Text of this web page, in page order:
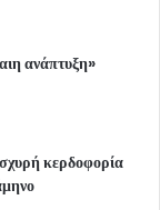
ανάπτυξη»
κερδοφορία